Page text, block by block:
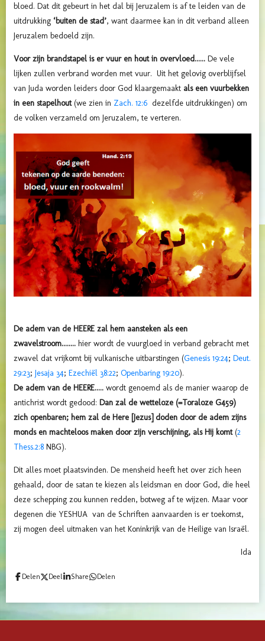
bloed. Dat dit gebeurt in het dal bij Jeruzalem is af te leiden van de
uitdrukking ‘buiten de stad’, want daarmee kan in dit verband alleen
Jeruzalem bedoeld zijn.
Voor zijn brandstapel is er vuur en hout in overvloed...... De vele
lijken zullen verbrand worden met vuur. Uit het gelovig overblijfsel
van Juda worden leiders door God klaargemaakt als een vuurbekken
in een stapelhout(we zien in Zach. 12:6 dezelfde uitdrukkingen) om
de volken verzameld om Jeruzalem, te verteren.
De adem van de HEERE zal hem aansteken als een
zwavelstroom........ hier wordt de vuurgloed in verband gebracht met
zwavel dat vrijkomt bij vulkanische uitbarstingen (Genesis 19:24; Deut.
29:23; Jesaja 34; Ezechiël 38:22; Openbaring 19:20).
De adem van de HEERE..... wordt genoemd als de manier waarop de
antichrist wordt gedood: Dan zal de wetteloze (=Toraloze G459)
zich openbaren; hem zal de Here [Jezus] doden door de adem zijns
monds en machteloos maken door zijn verschijning, als Hij komt(2
Thess.2:8 NBG).
Dit alles moet plaatsvinden. De mensheid heeft het over zich heen
gehaald, door de satan te kiezen als leidsman en door God, die heel
deze schepping zou kunnen redden, botweg af te wijzen. Maar voor
degenen die YESHUA van de Schriften aanvaarden is er toekomst,
zij mogen deel uitmaken van het Koninkrijk van de Heilige van Israël.
Ida
Delen Deel Share Delen